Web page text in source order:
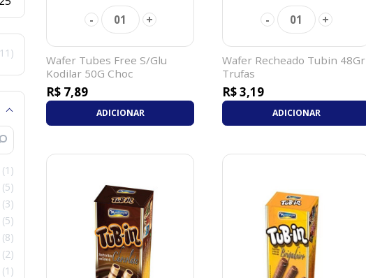
11
1
5
3
5
8
2
1
- 01 +
Wafer Tubes Free S/Glu
Kodilar 50G Choc
R$ 7,89
ADICIONAR
- 01 +
Wafer Recheado Tubin 48Gr
Trufas
R$ 3,19
ADICIONAR